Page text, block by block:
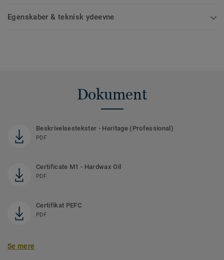
Egenskaber & teknisk ydeevne
Dokument
Beskrivelsestekster - Heritage (Professional)
PDF
Certificate M1 - Hardwax Oil
PDF
Certifikat PEFC
PDF
Se mere